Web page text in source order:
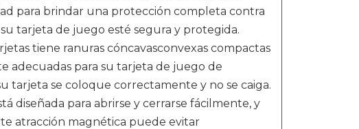
para brindar una protección completa contra
tarjeta de juego esté segura y protegida.
tiene ranuras cóncavasconvexas compactas
adecuadas para su tarjeta de juego de
tarjeta se coloque correctamente y no se caiga.
diseñada para abrirse y cerrarse fácilmente, y
atracción magnética puede evitar